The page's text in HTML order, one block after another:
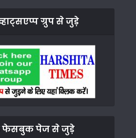
ग्रुप से जुड़े
फेसबुक पेज से जुड़े